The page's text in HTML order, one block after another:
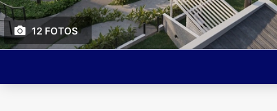
12 FOTOS